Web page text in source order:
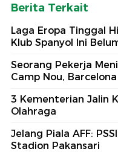
Berita Terkait
Laga Eropa Tinggal
Klub Spanyol Ini
Seorang Pekerja
Camp Nou, Barcelona
3 Kementerian Jalin
Olahraga
Jelang Piala AFF:
Stadion Pakansari